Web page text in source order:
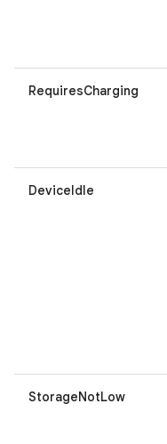
RequiresCharging
DeviceIdle
StorageNotLow